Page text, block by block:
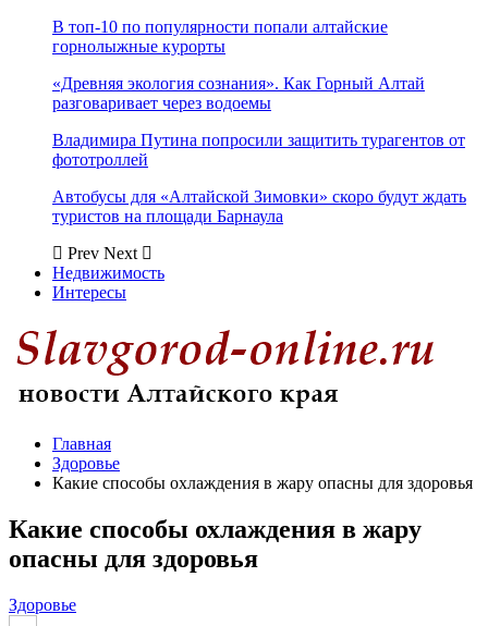
В топ-10 по популярности попали алтайские
горнолыжные курорты
«Древняя экология сознания». Как Горный Алтай
разговаривает через водоемы
Владимира Путина попросили защитить турагентов от
фототроллей
Автобусы для «Алтайской Зимовки» скоро будут ждать
туристов на площади Барнаула
Prev Next
Недвижимость
Интересы
Главная
Здоровье
Какие способы охлаждения в жару опасны для здоровья
Какие способы охлаждения в жару
опасны для здоровья
Здоровье